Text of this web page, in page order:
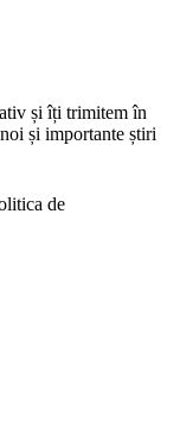
și îți trimitem în
și importante știri
de